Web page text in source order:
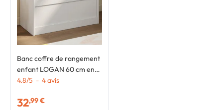
Banc coffre de rangement
enfant LOGAN 60 cm en
bois blanc et hêtre
4.8/5 - 4avis
32,99 €